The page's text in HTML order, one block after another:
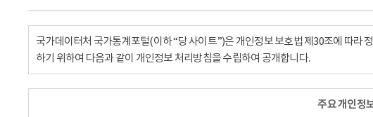
국가데이터처 국가통계포털(이하 “당 사이트”)은 개인정보 보호법 제30조에 따라
하기 위하여 다음과 같이 개인정보 처리방침을 수립하여 공개합니다.
주요 개인정